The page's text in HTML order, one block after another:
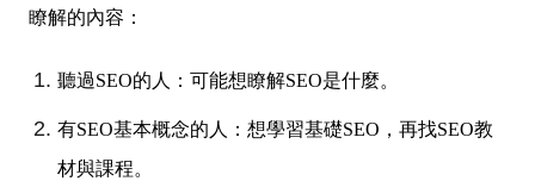
瞭解的內容：
聽過SEO的人：可能想瞭解SEO是什麼。
有SEO基本概念的人：想學習基礎SEO，再找SEO教
材與課程。